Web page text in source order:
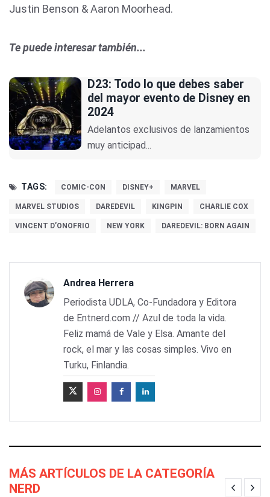
Justin Benson & Aaron Moorhead.
Te puede interesar también...
D23: Todo lo que debes saber
del mayor evento de Disney en
2024
Adelantos exclusivos de lanzamientos
muy anticipad...
TAGS: COMIC-CON DISNEY+ MARVEL
MARVEL STUDIOS DAREDEVIL KINGPIN CHARLIE COX
VINCENT D’ONOFRIO NEW YORK DAREDEVIL: BORN AGAIN
Andrea Herrera
Periodista UDLA, Co-Fundadora y Editora
de Entnerd.com // Azul de toda la vida.
Feliz mamá de Vale y Elsa. Amante del
rock, el mar y las cosas simples. Vivo en
Turku, Finlandia.
MÁS ARTÍCULOS DE LA CATEGORÍA
NERD